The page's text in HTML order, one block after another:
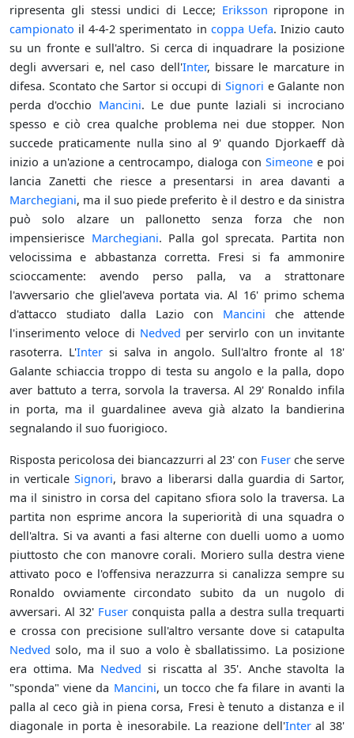
ripresenta gli stessi undici di Lecce; Eriksson ripropone in
campionato il 4-4-2 sperimentato in coppa Uefa. Inizio cauto
su un fronte e sull'altro. Si cerca di inquadrare la posizione
degli avversari e, nel caso dell'Inter, bissare le marcature in
difesa. Scontato che Sartor si occupi di Signori e Galante non
perda d'occhio Mancini. Le due punte laziali si incrociano
spesso e ciò crea qualche problema nei due stopper. Non
succede praticamente nulla sino al 9' quando Djorkaeff dà
inizio a un'azione a centrocampo, dialoga con Simeone e poi
lancia Zanetti che riesce a presentarsi in area davanti a
Marchegiani, ma il suo piede preferito è il destro e da sinistra
può solo alzare un pallonetto senza forza che non
impensierisce Marchegiani. Palla gol sprecata. Partita non
velocissima e abbastanza corretta. Fresi si fa ammonire
scioccamente: avendo perso palla, va a strattonare
l'avversario che gliel'aveva portata via. Al 16' primo schema
d'attacco studiato dalla Lazio con Mancini che attende
l'inserimento veloce di Nedved per servirlo con un invitante
rasoterra. L'Inter si salva in angolo. Sull'altro fronte al 18'
Galante schiaccia troppo di testa su angolo e la palla, dopo
aver battuto a terra, sorvola la traversa. Al 29' Ronaldo infila
in porta, ma il guardalinee aveva già alzato la bandierina
segnalando il suo fuorigioco.
Risposta pericolosa dei biancazzurri al 23' con Fuser che serve
in verticaleSignori, bravo a liberarsi dalla guardia di Sartor,
ma il sinistro in corsa del capitano sfiora solo la traversa. La
partita non esprime ancora la superiorità di una squadra o
dell'altra. Si va avanti a fasi alterne con duelli uomo a uomo
piuttosto che con manovre corali. Moriero sulla destra viene
attivato poco e l'offensiva nerazzurra si canalizza sempre su
Ronaldo ovviamente circondato subito da un nugolo di
avversari. Al 32' Fuser conquista palla a destra sulla trequarti
e crossa con precisione sull'altro versante dove si catapulta
Nedved solo, ma il suo a volo è sballatissimo. La posizione
era ottima. Ma Nedved si riscatta al 35'. Anche stavolta la
"sponda" viene da Mancini, un tocco che fa filare in avanti la
palla al ceco già in piena corsa, Fresi è tenuto a distanza e il
diagonale in porta è inesorabile. La reazione dell'Interal 38'